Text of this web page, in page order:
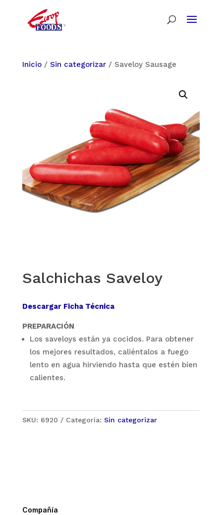
Inicio/ Sin categorizar/ Saveloy Sausage
Salchichas Saveloy
Descargar Ficha Técnica
PREPARACIÓN
Los saveloys están ya cocidos. Para obtener
los mejores resultados, caliéntalos a fuego
lento en agua hirviendo hasta que estén bien
calientes.
SKU: 6920 Categoría: Sin categorizar
Compañía